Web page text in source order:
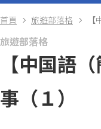
首頁 旅遊部落格
旅遊部落格
【中国語
事（１）